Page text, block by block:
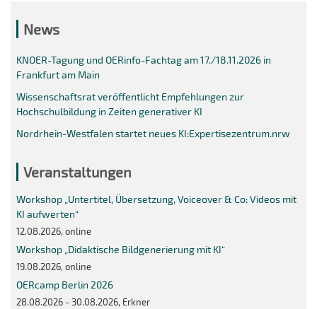
News
KNOER-Tagung und OERinfo-Fachtag am 17./18.11.2026 in
Frankfurt am Main
Wissenschaftsrat veröffentlicht Empfehlungen zur
Hochschulbildung in Zeiten generativer KI
Nordrhein-Westfalen startet neues KI:Expertisezentrum.nrw
Veranstaltungen
Workshop „Untertitel, Übersetzung, Voiceover & Co: Videos mit
KI aufwerten“
12.08.2026, online
Workshop „Didaktische Bildgenerierung mit KI“
19.08.2026, online
OERcamp Berlin 2026
28.08.2026 - 30.08.2026, Erkner